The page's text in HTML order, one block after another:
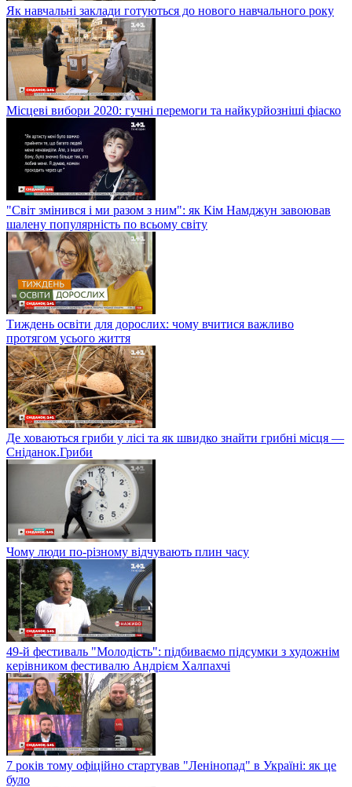
Як навчальні заклади готуються до нового навчального року
Місцеві вибори 2020: гучні перемоги та найкурйозніші фіаско
"Світ змінився і ми разом з ним": як Кім Намджун завоював
шалену популярність по всьому світу
Тиждень освіти для дорослих: чому вчитися важливо
протягом усього життя
Де ховаються гриби у лісі та як швидко знайти грибні місця —
Сніданок.Гриби
Чому люди по-різному відчувають плин часу
49-й фестиваль "Молодість": підбиваємо підсумки з художнім
керівником фестивалю Андрієм Халпахчі
7 років тому офіційно стартував "Ленінопад" в Україні: як це
було